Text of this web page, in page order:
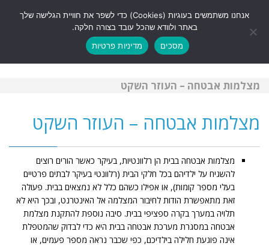
תפריט
מצלמות אבטחה – העוזר השקט
מצלמות אבטחה – העוזר השקט
מצלמות אבטחה בבית הן רלוונטיות, בעיקר כאשר הורים רוצים
להשגיח על ילדיהם בכל חלקי הבית (רלוונטי בעיקר לבתים פרטיים
בעלי מספר קומות), או אפילו כשהם כלל לא נמצאים בבית. פעולה
זאת מתאפשרת הודות לחיבור המצלמה אל האינטרנט, ובכך היא לא
תלויה במערך בקרה ספציפי בבית. סיבה נוספת להתקנת מצלמת
אבטחה במסגרת מערכת אבטחה בבית היא כדי לבדוק שהמטפלת
אינה פוגעת חלילה בילדיכם, כפי שכבר נראה מספר פעמים, או
אנחנו משתמשים בעוגיות (Cookies) כדי לשפר את חוויית הגלישה שלך
באתר ולוודא שהכל עובד בצורה חלקה.
מסכים
מדיניות פרטיות